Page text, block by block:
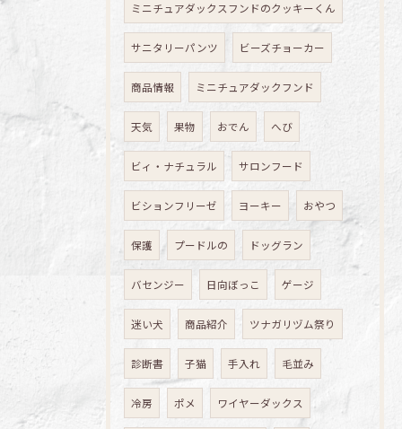
ミニチュアダックスフンドのクッキーくん
サニタリーパンツ ビーズチョーカー
商品情報 ミニチュアダックフンド
天気 果物 おでん へび
ビィ・ナチュラル サロンフード
ビションフリーゼ ヨーキー おやつ
保護 プードルの ドッグラン
バセンジー 日向ぼっこ ゲージ
迷い犬 商品紹介 ツナガリヅム祭り
診断書 子猫 手入れ 毛並み
冷房 ポメ ワイヤーダックス